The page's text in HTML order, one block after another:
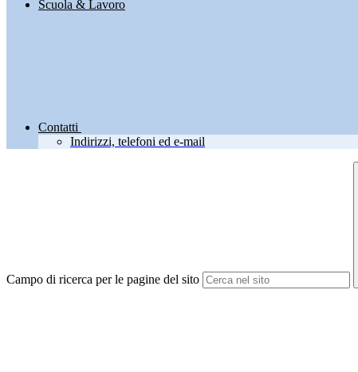
Scuola & Lavoro
Contatti
Indirizzi, telefoni ed e-mail
Campo di ricerca per le pagine del sito